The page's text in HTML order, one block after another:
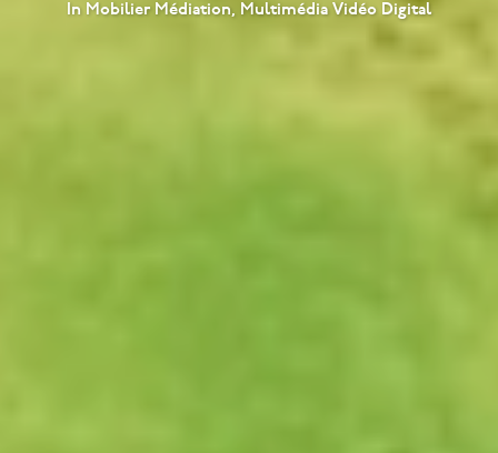
In Mobilier Médiation, Multimédia Vidéo Digital